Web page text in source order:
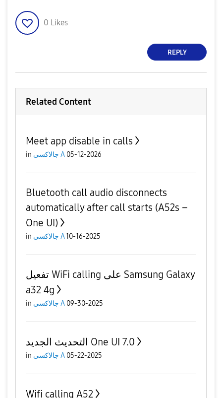
0 Likes
REPLY
Related Content
Meet app disable in calls
in جالاكسى A 05-12-2026
Bluetooth call audio disconnects
automatically after call starts (A52s –
One UI)
in جالاكسى A10-16-2025
تفعيل WiFi calling على Samsung Galaxy
a32 4g
in جالاكسى A 09-30-2025
التحديث الجديد One UI 7.0
in جالاكسى A 05-22-2025
Wifi calling A52